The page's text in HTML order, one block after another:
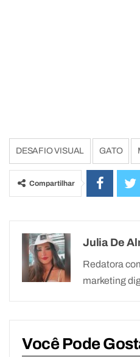
DESAFIO VISUAL GATO
Compartilhar
Julia De
Redatora
marketing
Você Pode